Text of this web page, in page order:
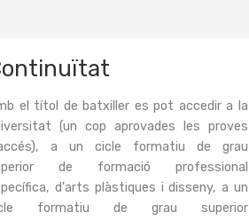
el títol de batxiller es pot accedir a la
(un cop aprovades les proves
a un cicle formatiu de grau
de formació professional
d'arts plàstiques i disseny, a un
formatiu de grau superior